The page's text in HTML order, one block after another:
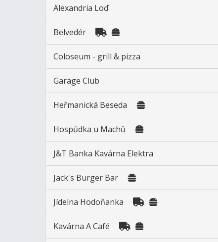
Alexandria Loď
Belvedér
Coloseum - grill & pizza
Garage Club
Heřmanická Beseda
Hospůdka u Machů
J&T Banka Kavárna Elektra
Jack's Burger Bar
Jídelna Hodoňanka
Kavárna A Café